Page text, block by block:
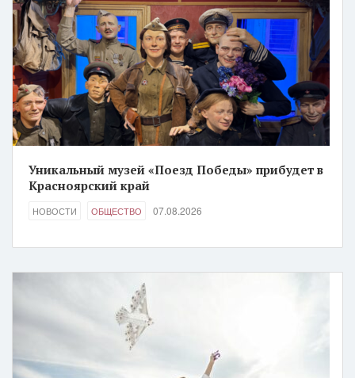
Уникальный музей «Поезд Победы» прибудет в
Красноярский край
НОВОСТИ ОБЩЕСТВО 07.08.2026